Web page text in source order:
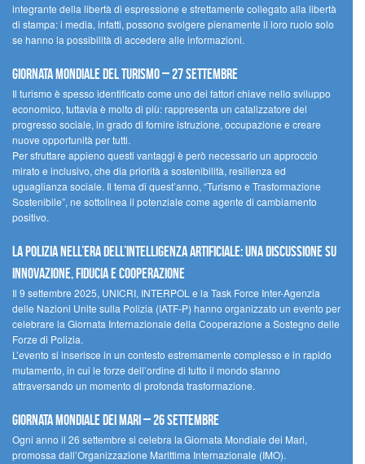
integrante della libertà di espressione e strettamente collegato alla libertà
di stampa: i media, infatti, possono svolgere pienamente il loro ruolo solo
se hanno la possibilità di accedere alle informazioni.
Giornata mondiale del turismo – 27 settembre
Il turismo è spesso identificato come uno dei fattori chiave nello sviluppo
economico, tuttavia è molto di più: rappresenta un catalizzatore del
progresso sociale, in grado di fornire istruzione, occupazione e creare
nuove opportunità per tutti.
Per sfruttare appieno questi vantaggi è però necessario un approccio
mirato e inclusivo, che dia priorità a sostenibilità, resilienza ed
uguaglianza sociale. Il tema di quest’anno, “Turismo e Trasformazione
Sostenibile”, ne sottolinea il potenziale come agente di cambiamento
positivo.
La polizia nell’era dell’Intelligenza Artificiale: una discussione su
innovazione, fiducia e cooperazione
Il 9 settembre 2025, UNICRI, INTERPOL e la Task Force Inter-Agenzia
delle Nazioni Unite sulla Polizia (IATF-P) hanno organizzato un evento per
celebrare la Giornata Internazionale della Cooperazione a Sostegno delle
Forze di Polizia.
L’evento si inserisce in un contesto estremamente complesso e in rapido
mutamento, in cui le forze dell’ordine di tutto il mondo stanno
attraversando un momento di profonda trasformazione.
Giornata Mondiale dei Mari – 26 settembre
Ogni anno il 26 settembre si celebra la Giornata Mondiale dei Mari,
promossa dall’Organizzazione Marittima Internazionale (IMO).